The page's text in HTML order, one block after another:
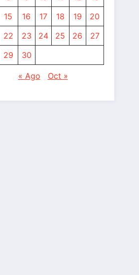
15 16 17 18 19
20
22 23 24 25 26
27
29 30
« Ago Oct »